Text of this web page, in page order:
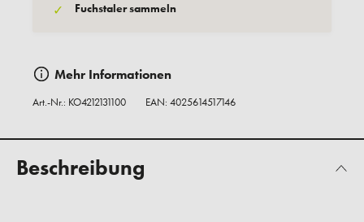
✓ Fuchstaler sammeln
Mehr Informationen
Art.-Nr.: KO4212131100 EAN: 4025614517146
Beschreibung